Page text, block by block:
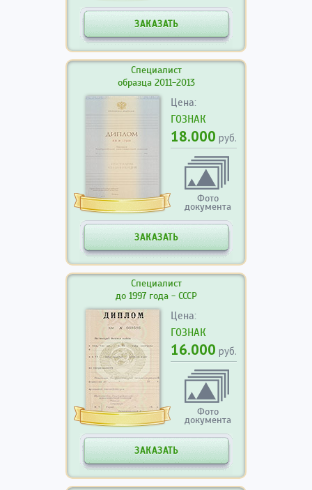
ЗАКАЗАТЬ
Специалист
образца 2011-2013
Цена:
ГОЗНАК
18.000 руб.
Фото
документа
ЗАКАЗАТЬ
Специалист
до 1997 года - СССР
Цена:
ГОЗНАК
16.000 руб.
Фото
документа
ЗАКАЗАТЬ